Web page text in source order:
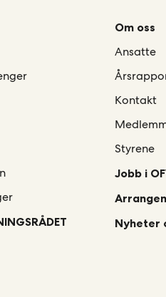
Om oss
Ansatte
Kontakt
Styrene
Jobb i
Nyheter